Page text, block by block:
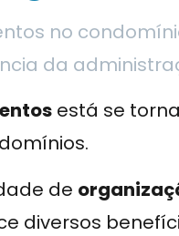
no
da
está se
de
diversos